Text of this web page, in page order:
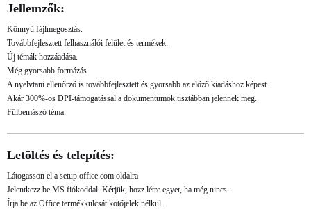
Jellemzők:
Könnyű fájlmegosztás.
Továbbfejlesztett felhasználói felület és termékek.
Új témák hozzáadása.
Még gyorsabb formázás.
A nyelvtani ellenőrző is továbbfejlesztett és gyorsabb az előző kiadáshoz képest.
Akár 300%-os DPI-támogatással a dokumentumok tisztábban jelennek meg.
Fülbemászó téma.
Letöltés és telepítés:
Látogasson el a setup.office.com oldalra
Jelentkezz be MS fiókoddal. Kérjük, hozz létre egyet, ha még nincs.
Írja be az Office termékkulcsát kötőjelek nélkül.